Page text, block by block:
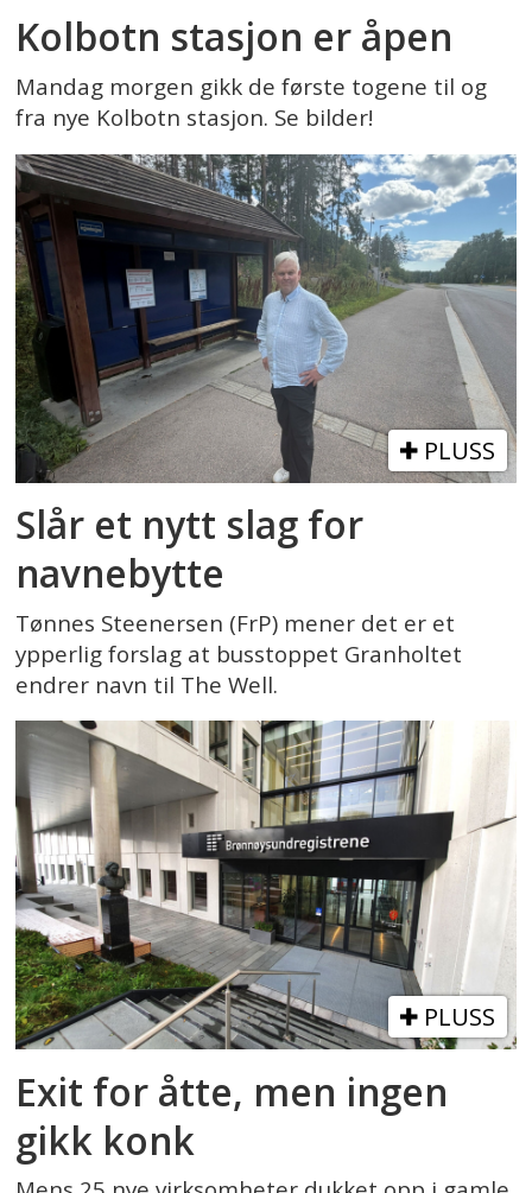
Kolbotn stasjon er åpen
Mandag morgen gikk de første togene til og
fra nye Kolbotn stasjon. Se bilder!
PLUSS
Slår et nytt slag for
navnebytte
Tønnes Steenersen (FrP) mener det er et
ypperlig forslag at busstoppet Granholtet
endrer navn til The Well.
PLUSS
Exit for åtte, men ingen
gikk konk